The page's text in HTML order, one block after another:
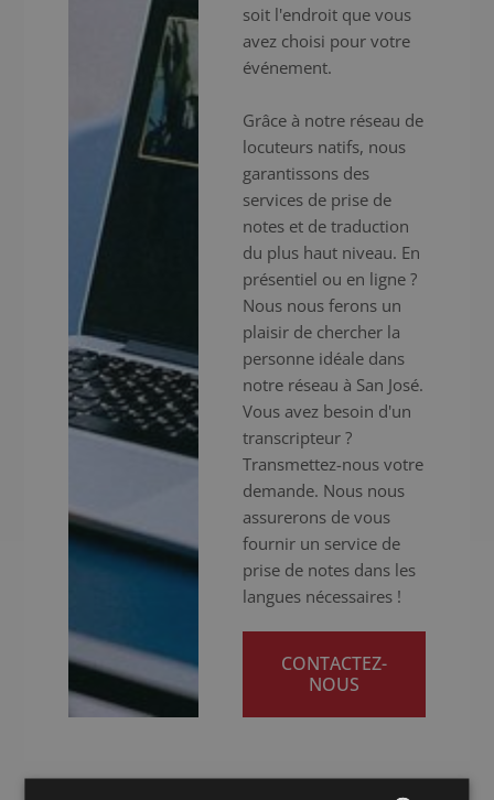
soit l'endroit que vous
avez choisi pour votre
événement.
Grâce à notre réseau de
locuteurs natifs, nous
garantissons des
services de prise de
notes et de traduction
du plus haut niveau. En
présentiel ou en ligne ?
Nous nous ferons un
plaisir de chercher la
personne idéale dans
notre réseau à San José.
Vous avez besoin d'un
transcripteur ?
Transmettez-nous votre
demande. Nous nous
assurerons de vous
fournir un service de
prise de notes dans les
langues nécessaires !
CONTACTEZ-
NOUS